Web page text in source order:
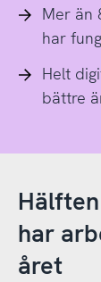
Mer än
har
Helt
bättre
har
året